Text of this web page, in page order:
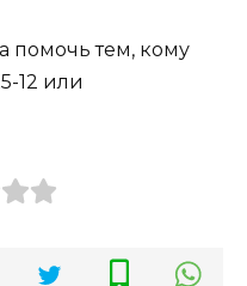
помочь тем, кому
12 или